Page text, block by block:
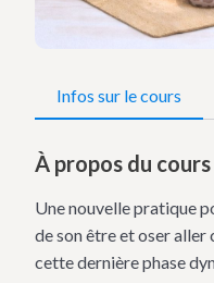
Infos sur le cours
À propos du cours
Une nouvelle pratique
de son être et oser
cette dernière phase